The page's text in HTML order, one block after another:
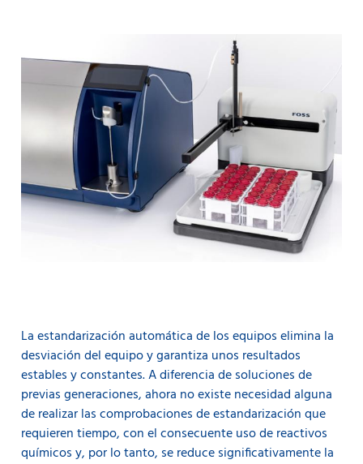
La estandarización automática de los equipos elimina la
desviación del equipo y garantiza unos resultados
estables y constantes. A diferencia de soluciones de
previas generaciones, ahora no existe necesidad alguna
de realizar las comprobaciones de estandarización que
requieren tiempo, con el consecuente uso de reactivos
químicos y, por lo tanto, se reduce significativamente la